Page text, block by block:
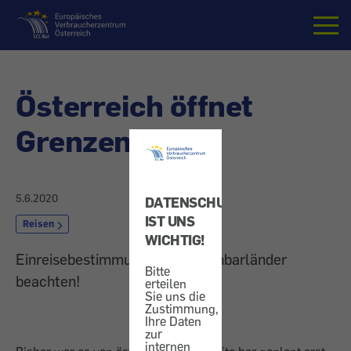
DATENSCHUTZ
IST UNS
WICHTIG!
Bitte
erteilen
Sie uns die
Zustimmung,
Ihre Daten
zur
internen
Startseite
Österreich öffnet
Grenzen
5.6.2020
Reisen
Einreisebestimmungen der Nachbarländer
beachten!